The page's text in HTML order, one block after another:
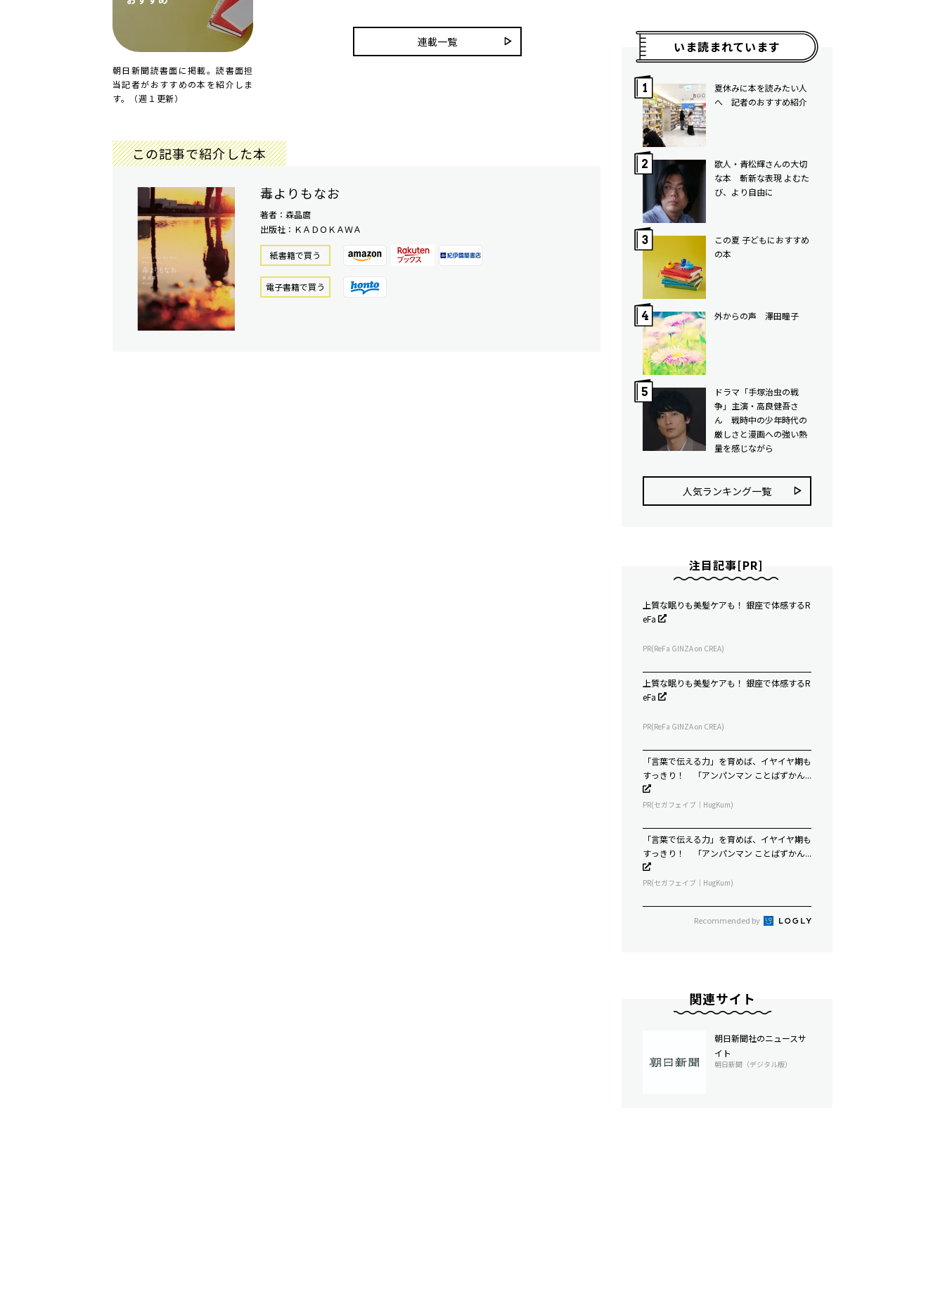
朝日新聞読書面に掲載。読書面担
当記者がおすすめの本を紹介しま
す。（週１更新）
連載一覧
この記事で紹介した本
毒よりもなお
著者：森晶麿
出版社：ＫＡＤＯＫＡＷＡ
紙書籍で買う
電⼦書籍で買う
いま読まれています
夏休みに本を読みたい人
へ 記者のおすすめ紹介
歌人・青松輝さんの大切
な本 斬新な表現 よむた
び、より自由に
この夏 子どもにおすすめ
の本
外からの声 澤田瞳子
ドラマ「手塚治虫の戦
争」主演・高良健吾さ
ん 戦時中の少年時代の
厳しさと漫画への強い熱
量を感じながら
人気ランキング⼀覧
注目記事[PR]
上質な眠りも美髪ケアも！ 銀座で体感するR
eFa
PR(ReFa GINZA on CREA)
上質な眠りも美髪ケアも！ 銀座で体感するR
eFa
PR(ReFa GINZA on CREA)
「言葉で伝える力」を育めば、イヤイヤ期も
すっきり！ 「アンパンマン ことばずかん...
PR(セガフェイブ｜HugKum)
「言葉で伝える力」を育めば、イヤイヤ期も
すっきり！ 「アンパンマン ことばずかん...
PR(セガフェイブ｜HugKum)
Recommended by
関連サイト
朝日新聞社のニュースサ
イト
朝日新聞（デジタル版）